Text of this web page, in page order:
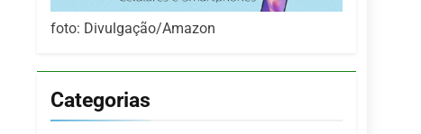
foto: Divulgação/Amazon
Categorias